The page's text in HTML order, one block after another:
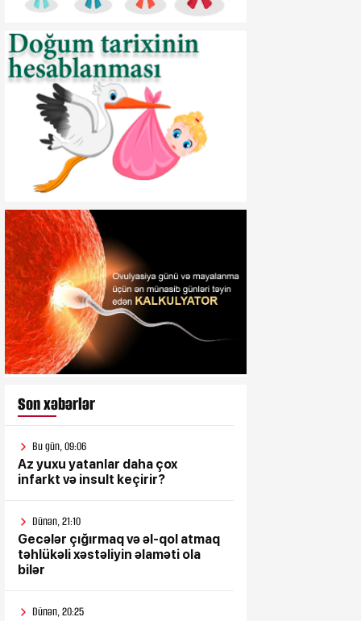
Son xəbərlər
Bu gün, 09:06
Az yuxu yatanlar daha çox
infarkt və insult keçirir?
Dünən, 21:10
Gecələr çığırmaq və əl-qol atmaq
təhlükəli xəstəliyin əlaməti ola
bilər
Dünən, 20:25